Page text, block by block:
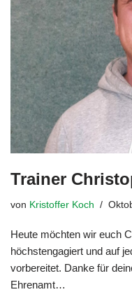
Trainer
von Kristoffer Koch
Heute möchten wir euch
höchstengagiert und auf
vorbereitet. Danke für
Ehrenamt…